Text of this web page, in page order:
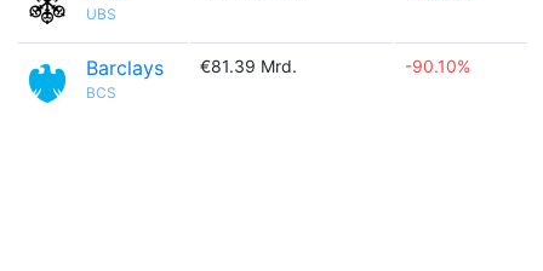
UBS
Barclays
BCS
€81.39 Mrd. -90.10%